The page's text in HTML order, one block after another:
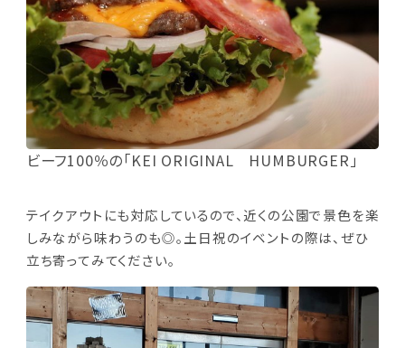
ビーフ100％の「KEI ORIGINAL HUMBURGER」
テイクアウトにも対応しているので、近くの公園で景色を楽
しみながら味わうのも◎。土日祝のイベントの際は、ぜひ
立ち寄ってみてください。